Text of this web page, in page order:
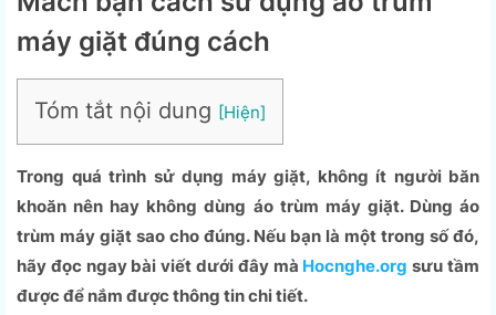
máy giặt đúng cách
Tóm tắt nội dung
Trong quá trình sử dụng máy giặt, không ít người băn
khoăn nên hay không dùng áo trùm máy giặt. Dùng áo
trùm máy giặt sao cho đúng. Nếu bạn là một trong số đó,
hãy đọc ngay bài viết dưới đây mà Hocnghe.org sưu tầm
được để nắm được thông tin chi tiết.